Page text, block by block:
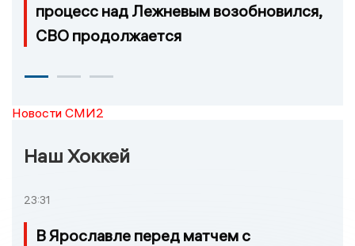
процесс над Лежневым возобновился,
СВО продолжается
Новости СМИ2
Наш Хоккей
23:31
В Ярославле перед матчем с